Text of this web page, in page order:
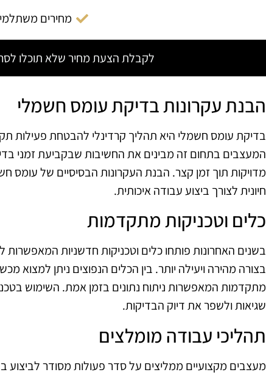
מחירים
לקבלת הצעת מחיר שלא תוכלו
הבנת עקרונות בדיקת עומס חשמלי
בדיקת עומס חשמלי היא תהליך קרדינלי להבטחת פעילות
המעצבים בתחום זה מבינים את החשיבות שבקביעת זמני
מדויקות תוך זמן קצר. הבנת העקרונות הבסיסיים של עומס
חיונית לצורך ביצוע עבודה איכותית.
כלים וטכניקות מתקדמות
בשנים האחרונות פותחו כלים וטכניקות חדשניות
בצורה מהירה ויעילה יותר. בין הכלים הנפוצים ניתן למצוא
מתקדמות המאפשרות ניתוח נתונים בזמן אמת. השימוש
שגיאות ולשפר את דיוק הבדיקות.
תהליכי עבודה מומלצים
מעצבים מקצועיים ממליצים על סדר פעולות מסודר